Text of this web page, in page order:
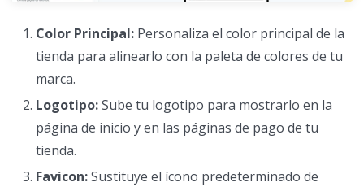
Color Principal: Personaliza el color principal de la
tienda para alinearlo con la paleta de colores de tu
marca.
Logotipo:Sube tu logotipo para mostrarlo en la
página de inicio y en las páginas de pago de tu
tienda.
Favicon:Sustituye el ícono predeterminado de